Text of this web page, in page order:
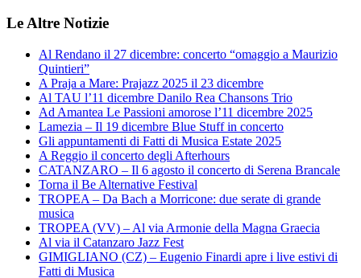
Le Altre Notizie
Al Rendano il 27 dicembre: concerto “omaggio a Maurizio
Quintieri”
A Praja a Mare: Prajazz 2025 il 23 dicembre
Al TAU l’11 dicembre Danilo Rea Chansons Trio
Ad Amantea Le Passioni amorose l’11 dicembre 2025
Lamezia – Il 19 dicembre Blue Stuff in concerto
Gli appuntamenti di Fatti di Musica Estate 2025
A Reggio il concerto degli Afterhours
CATANZARO – Il 6 agosto il concerto di Serena Brancale
Torna il Be Alternative Festival
TROPEA – Da Bach a Morricone: due serate di grande
musica
TROPEA (VV) – Al via Armonie della Magna Graecia
Al via il Catanzaro Jazz Fest
GIMIGLIANO (CZ) – Eugenio Finardi apre i live estivi di
Fatti di Musica